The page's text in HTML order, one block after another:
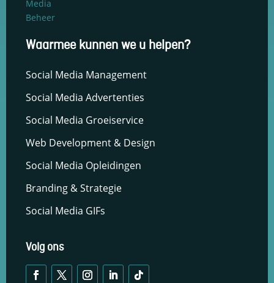
Social Media Management
Social Media Advertenties
Social Media Groeiservice
Web Development & Design
Social Media Opleidingen
Branding & Strategie
Social Media GIFs